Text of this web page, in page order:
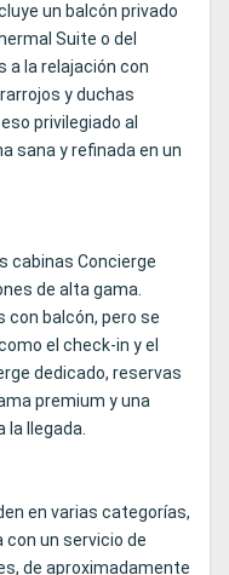
un balcón privado
Suite o del
a la relajación con
y duchas
privilegiado al
sana y refinada en un
cabinas Concierge
de alta gama.
con balcón, pero se
el check-in y el
dedicado, reservas
premium y una
la llegada.
en varias categorías,
un servicio de
de aproximadamente